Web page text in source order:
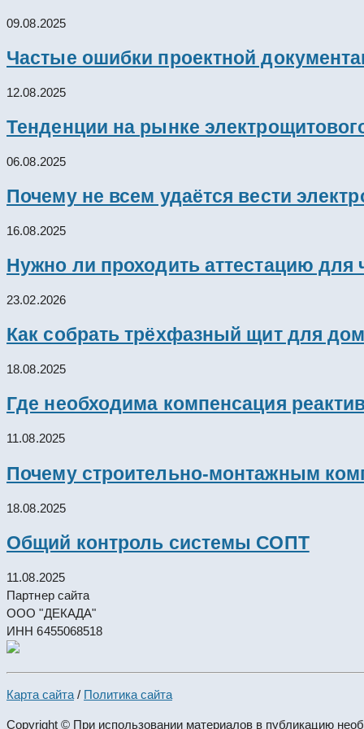
09.08.2025
Частые ошибки проектной
12.08.2025
Тенденции на рынке
06.08.2025
Почему не всем удаётся вести
16.08.2025
Нужно ли проходить аттестацию для
23.02.2026
Как собрать трёхфазный щит для
18.08.2025
Где необходима компенсация
11.08.2025
Почему строительно-монтажным
18.08.2025
Общий контроль системы СОПТ
11.08.2025
Партнер сайта
ООО "ДЕКАДА"
ИНН 6455068518
Карта сайта / Политика сайта
Copyright © При использовании материалов в публикацию